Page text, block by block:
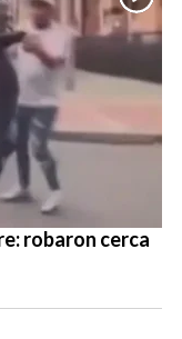
robaron cerca